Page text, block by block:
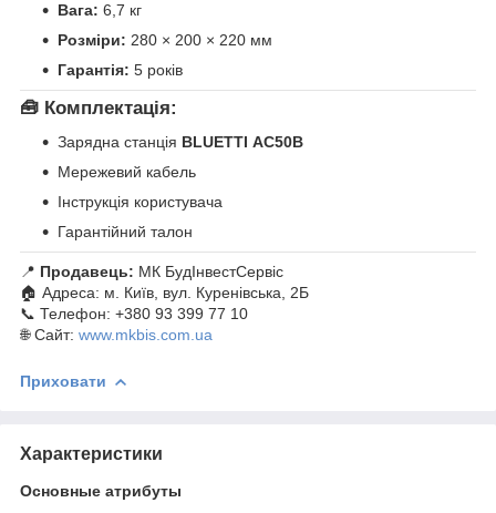
Вага: 6,7 кг
Розміри: 280 × 200 × 220 мм
Гарантія: 5 років
🧰 Комплектація:
Зарядна станція BLUETTI AC50B
Мережевий кабель
Інструкція користувача
Гарантійний талон
📍 Продавець: МК БудІнвестСервіс
🏠 Адреса: м. Київ, вул. Куренівська, 2Б
📞 Телефон: +380 93 399 77 10
🌐 Сайт: www.mkbis.com.ua
Приховати
Характеристики
Основные атрибуты